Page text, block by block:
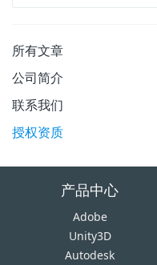
所有文章
公司简介
联系我们
授权资质
产品中心
Adobe
Unity3D
Autodesk